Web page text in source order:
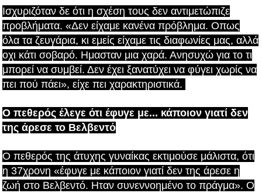
Ισχυριζόταν δε ότι η σχέση τους δεν αντιμετώπιζε
προβλήματα. «Δεν είχαμε κανένα πρόβλημα. Οπως
όλα τα ζευγάρια, κι εμείς είχαμε τις διαφωνίες μας, αλλά
οχι κάτι σοβαρό. Ημασταν μια χαρά. Ανησυχώ για το τι
μπορεί να συμβεί. Δεν έχει ξανατύχει να φύγει χωρίς να
πει πού πάει», είχε πει χαρακτηριστικά.
Ο πεθερός έλεγε ότι έφυγε με... κάποιον γιατί δεν
της άρεσε το Βελβεντό
Ο πεθερός της άτυχης γυναίκας εκτιμούσε μάλιστα, ότι
η 37χρονη «έφυγε με κάποιον γιατί δεν της άρεσε η
ζωή στο Βελβεντό. Ηταν συνεννοημένο το πράγμα». Ο